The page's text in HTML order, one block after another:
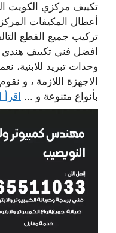
تكييف مركزي الكويت
أعطال المكيفات
تركيب جميع القطع
افضل فني تكييف هندي
وحدات تبريد للابنية،
الاجهزة اللازمة ، و
بأنواع متنوعة و ... اقرأ